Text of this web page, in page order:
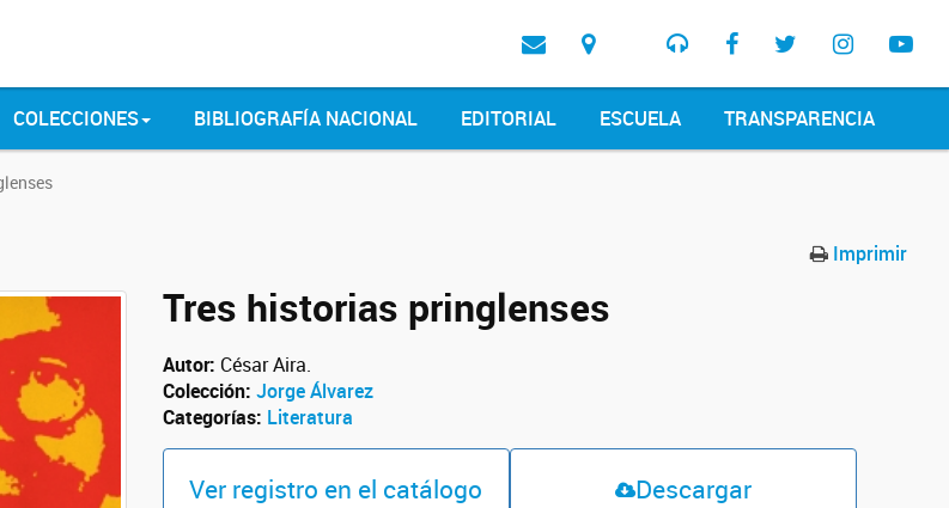
COLECCIONES BIBLIOGRAFÍA NACIONAL EDITORIAL ESCUELA TRANSPARENCIA
Imprimir
Tres historias pringlenses
Autor: César Aira.
Colección: Jorge Álvarez
Categorías: Literatura
Ver registro en el catálogo Descargar